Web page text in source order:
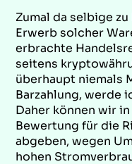
Zumal da selbige
Erwerb solcher
erbrachte
seitens
überhaupt niemals
Barzahlung, werde
Daher können wir
Bewertung für die
abgeben, wegen
hohen